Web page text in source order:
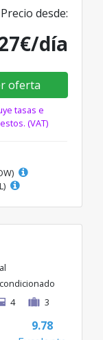
Precio desde:
día
oferta
tasas e
(VAT)
4 3
9.78